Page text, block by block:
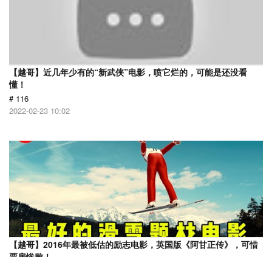
【越哥】近几年少有的“新武侠”电影，喷它烂的，可能是还没看
懂！
# 116
2022-02-23 10:02
【越哥】2016年最被低估的励志电影，英国版《阿甘正传》，可惜